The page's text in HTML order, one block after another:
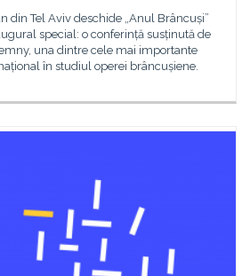
din Tel Aviv deschide „Anul Brâncuși”
special: o conferință susținută de
una dintre cele mai importante
în studiul operei brâncușiene.